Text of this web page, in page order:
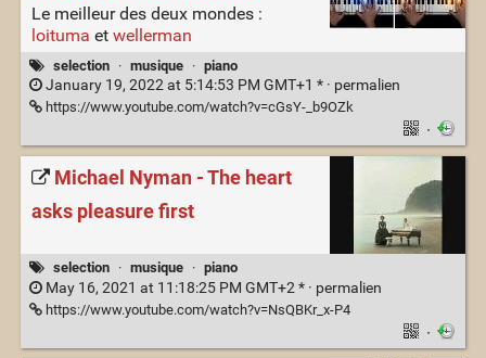
Le meilleur des deux mondes :
loituma et wellerman
selection · musique · piano
January 19, 2022 at 5:14:53 PM GMT+1 * · permalien
https://www.youtube.com/watch?v=cGsY-_b9OZk
·
Michael Nyman - The heart
asks pleasure first
selection · musique · piano
May 16, 2021 at 11:18:25 PM GMT+2 * · permalien
https://www.youtube.com/watch?v=NsQBKr_x-P4
·